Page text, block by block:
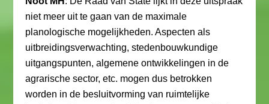
niet meer uit te gaan van de maximale
planologische mogelijkheden. Aspecten als
uitbreidingsverwachting, stedenbouwkundige
uitgangspunten, algemene ontwikkelingen in de
agrarische sector, etc. mogen dus betrokken
worden in de besluitvorming van ruimtelijke